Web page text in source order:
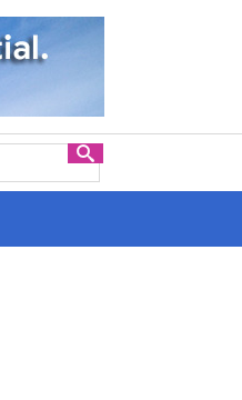
: Une analyse approfondie